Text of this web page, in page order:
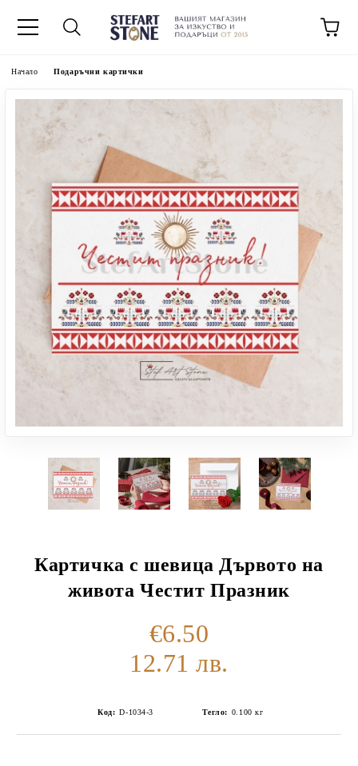
Начало Подаръчни картички
Картичка с шевица Дървото на
живота Честит Празник
€6.50
12.71 лв.
Код: D-1034-3 Тегло: 0.100 кг